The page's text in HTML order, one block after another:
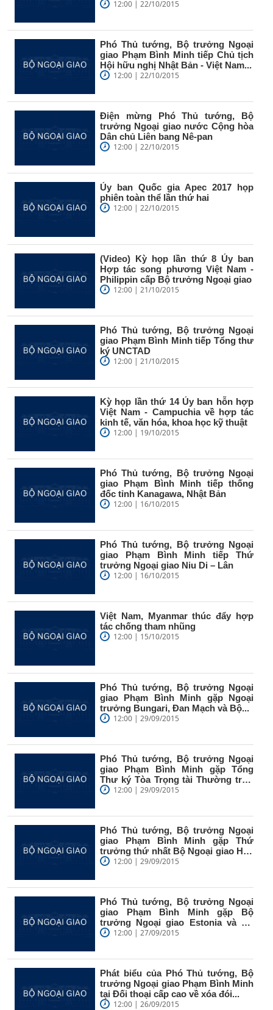
12:00 | 22/10/2015
Phó Thủ tướng, Bộ trưởng Ngoại
giao Phạm Bình Minh tiếp Chủ tịch
Hội hữu nghị Nhật Bản - Việt Nam...
12:00 | 22/10/2015
Điện mừng Phó Thủ tướng, Bộ
trưởng Ngoại giao nước Cộng hòa
Dân chủ Liên bang Nê-pan
12:00 | 22/10/2015
Ủy ban Quốc gia Apec 2017 họp
phiên toàn thể lần thứ hai
12:00 | 22/10/2015
(Video) Kỳ họp lần thứ 8 Ủy ban
Hợp tác song phương Việt Nam -
Philippin cấp Bộ trưởng Ngoại giao
12:00 | 21/10/2015
Phó Thủ tướng, Bộ trưởng Ngoại
giao Phạm Bình Minh tiếp Tổng thư
ký UNCTAD
12:00 | 21/10/2015
Kỳ họp lần thứ 14 Ủy ban hỗn hợp
Việt Nam - Campuchia về hợp tác
kinh tế, văn hóa, khoa học kỹ thuật
12:00 | 19/10/2015
Phó Thủ tướng, Bộ trưởng Ngoại
giao Phạm Bình Minh tiếp thống
đốc tỉnh Kanagawa, Nhật Bản
12:00 | 16/10/2015
Phó Thủ tướng, Bộ trưởng Ngoại
giao Phạm Bình Minh tiếp Thứ
trưởng Ngoại giao Niu Di – Lân
12:00 | 16/10/2015
Việt Nam, Myanmar thúc đẩy hợp
tác chống tham nhũng
12:00 | 15/10/2015
Phó Thủ tướng, Bộ trưởng Ngoại
giao Phạm Bình Minh gặp Ngoại
trưởng Bungari, Đan Mạch và Bộ...
12:00 | 29/09/2015
Phó Thủ tướng, Bộ trưởng Ngoại
giao Phạm Bình Minh gặp Tổng
Thư ký Tòa Trọng tài Thường trực
Quốc tế
12:00 | 29/09/2015
Phó Thủ tướng, Bộ trưởng Ngoại
giao Phạm Bình Minh gặp Thứ
trưởng thứ nhất Bộ Ngoại giao Hoa
Kỳ...12:00 | 29/09/2015
Phó Thủ tướng, Bộ trưởng Ngoại
giao Phạm Bình Minh gặp Bộ
trưởng Ngoại giao Estonia và Bộ
trưởng...
12:00 | 27/09/2015
Phát biểu của Phó Thủ tướng, Bộ
trưởng Ngoại giao Phạm Bình Minh
tại Đối thoại cấp cao về xóa đói...
12:00 | 26/09/2015